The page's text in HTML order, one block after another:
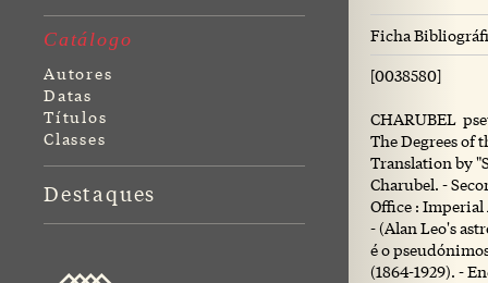
Catálogo
Autores
Datas
Títulos
Classes
Destaques
Ficha
[0038580]
CHARUBEL
The Degrees of
Translation by
Charubel. -
Office : Imperial
- (Alan Leo's
é o
(1864-1929). -